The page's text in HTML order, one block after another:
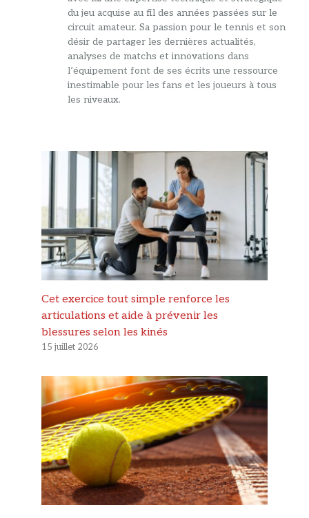
du jeu acquise au fil des années passées sur le
circuit amateur. Sa passion pour le tennis et son
désir de partager les dernières actualités,
analyses de matchs et innovations dans
l’équipement font de ses écrits une ressource
inestimable pour les fans et les joueurs à tous
les niveaux.
Cet exercice tout simple renforce les
articulations et aide à prévenir les
blessures selon les kinés
15 juillet 2026